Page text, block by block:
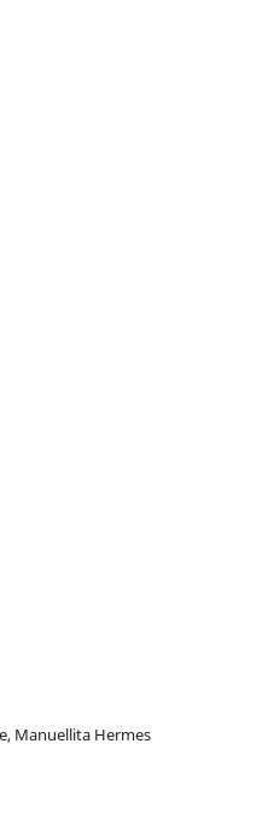
Manuellita Hermes